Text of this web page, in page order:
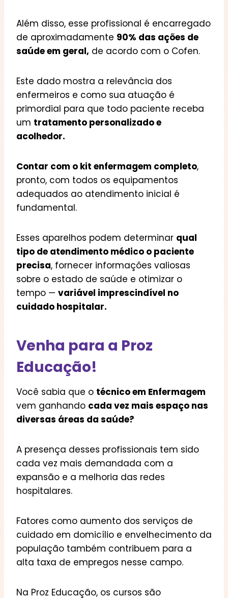
Além disso, esse profissional é encarregado
de aproximadamente 90% das ações de
saúde em geral, de acordo com o Cofen.
Este dado mostra a relevância dos
enfermeiros e como sua atuação é
primordial para que todo paciente receba
um tratamento personalizado e
acolhedor.
Contar com o kit enfermagem completo,
pronto, com todos os equipamentos
adequados ao atendimento inicial é
fundamental.
Esses aparelhos podem determinar qual
tipo de atendimento médico o paciente
precisa, fornecer informações valiosas
sobre o estado de saúde e otimizar o
tempo — variável imprescindível no
cuidado hospitalar.
Venha para a Proz
Educação!
Você sabia que o técnico em Enfermagem
vem ganhando cada vez mais espaço nas
diversas áreas da saúde?
A presença desses profissionais tem sido
cada vez mais demandada com a
expansão e a melhoria das redes
hospitalares.
Fatores como aumento dos serviços de
cuidado em domicílio e envelhecimento da
população também contribuem para a
alta taxa de empregos nesse campo.
Na Proz Educação, os cursos são